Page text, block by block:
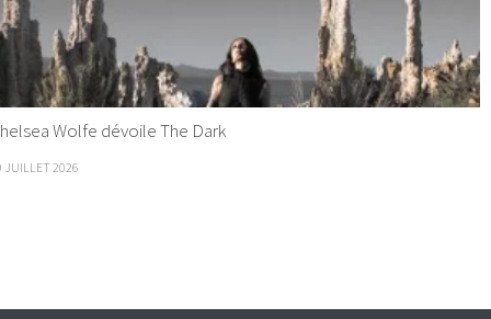
Wolfe dévoile The Dark
JUILLET 2026